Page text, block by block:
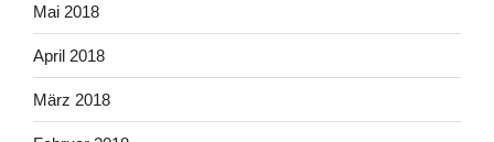
Mai 2018
April 2018
März 2018